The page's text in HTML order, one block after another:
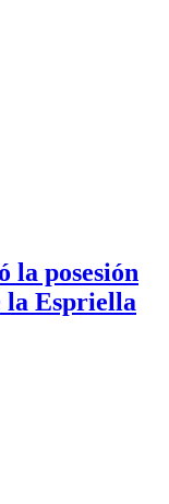
la posesión
la Espriella